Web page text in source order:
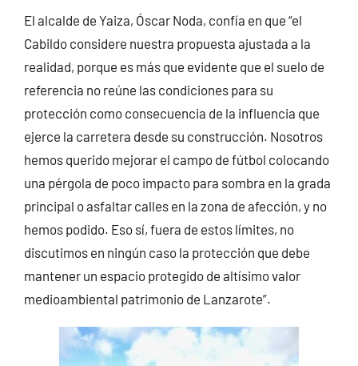
El alcalde de Yaiza, Óscar Noda, confía en que “el
Cabildo considere nuestra propuesta ajustada a la
realidad, porque es más que evidente que el suelo de
referencia no reúne las condiciones para su
protección como consecuencia de la influencia que
ejerce la carretera desde su construcción. Nosotros
hemos querido mejorar el campo de fútbol colocando
una pérgola de poco impacto para sombra en la grada
principal o asfaltar calles en la zona de afección, y no
hemos podido. Eso sí, fuera de estos límites, no
discutimos en ningún caso la protección que debe
mantener un espacio protegido de altísimo valor
medioambiental patrimonio de Lanzarote”.